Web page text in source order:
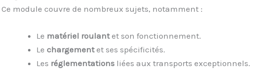
Ce module couvre de nombreux sujets, notamment :
Le matériel roulantet son fonctionnement.
Le chargementet ses spécificités.
Les réglementationsliées aux transports exceptionnels.